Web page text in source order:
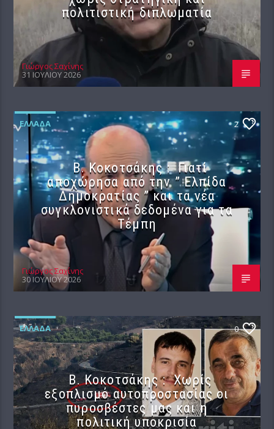
πολιτιστική διπλωματία
Γιώργος Σαχίνης
31 ΙΟΥΛΊΟΥ 2026
ΕΛΛΆΔΑ 2
Β. Κοκοτσάκης : Γιατί
αποχώρησα από την ” Ελπίδα
Δημοκρατίας ” και τα νέα
συγκλονιστικά δεδομένα για τα
Τέμπη
Γιώργος Σαχίνης
30 ΙΟΥΛΊΟΥ 2026
ΕΛΛΆΔΑ 0
Β. Κοκοτσάκης : Χωρίς
εξοπλισμό αυτοπροστασίας οι
πυροσβέστες μας και η
πολιτική υποκρισία